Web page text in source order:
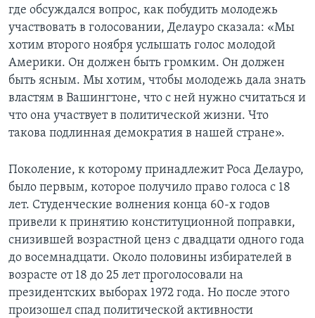
где обсуждался вопрос, как побудить молодежь
участвовать в голосовании, Делауро сказала: «Мы
хотим второго ноября услышать голос молодой
Америки. Он должен быть громким. Он должен
быть ясным. Мы хотим, чтобы молодежь дала знать
властям в Вашингтоне, что с ней нужно считаться и
что она участвует в политической жизни. Что
такова подлинная демократия в нашей стране».
Поколение, к которому принадлежит Роса Делауро,
было первым, которое получило право голоса с 18
лет. Студенческие волнения конца 60-х годов
привели к принятию конституционной поправки,
снизившей возрастной ценз с двадцати одного года
до восемнадцати. Около половины избирателей в
возрасте от 18 до 25 лет проголосовали на
президентских выборах 1972 года. Но после этого
произошел спад политической активности